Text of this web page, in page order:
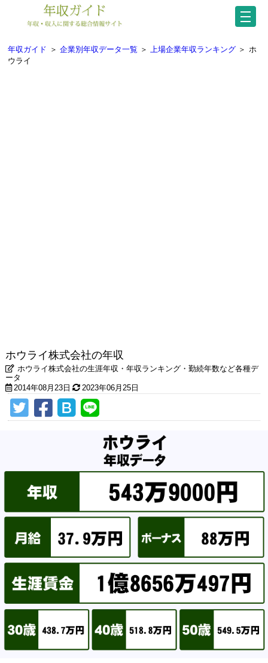
年収ガイド ＞ 企業別年収データ一覧 ＞ 上場企業年収ランキング ＞ ホ
ウライ
ホウライ株式会社の年収
ホウライ株式会社の生涯年収・年収ランキング・勤続年数など各種デ
ータ
2014年08月23日
2023年06月25日